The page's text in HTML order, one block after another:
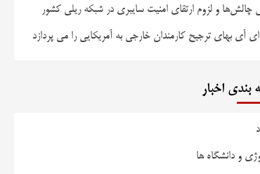
چالش‌ها و لزوم ارتقای امنیت سایبری در شبکه ریلی کشور
آی بهای ترجیح کارمندان خارجی به آمریکایی را می پردازد
بندی اخبار
و دانشگاه ها